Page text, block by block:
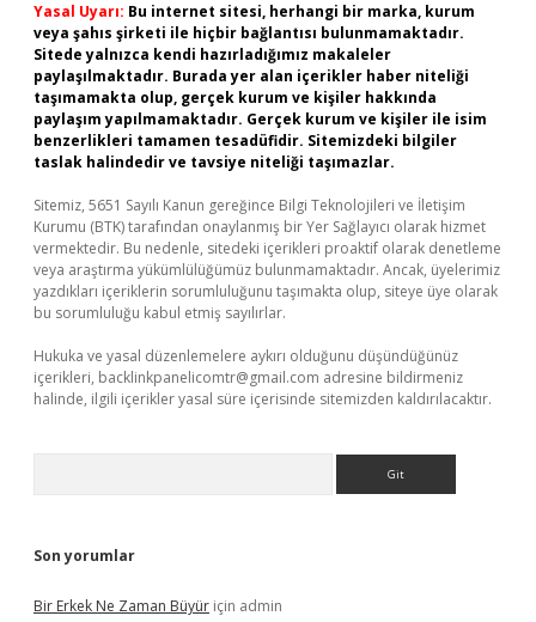
Yasal Uyarı: Bu internet sitesi, herhangi bir marka, kurum
veya şahıs şirketi ile hiçbir bağlantısı bulunmamaktadır.
Sitede yalnızca kendi hazırladığımız makaleler
paylaşılmaktadır. Burada yer alan içerikler haber niteliği
taşımamakta olup, gerçek kurum ve kişiler hakkında
paylaşım yapılmamaktadır. Gerçek kurum ve kişiler ile isim
benzerlikleri tamamen tesadüfidir. Sitemizdeki bilgiler
taslak halindedir ve tavsiye niteliği taşımazlar.
Sitemiz, 5651 Sayılı Kanun gereğince Bilgi Teknolojileri ve İletişim
Kurumu (BTK) tarafından onaylanmış bir Yer Sağlayıcı olarak hizmet
vermektedir. Bu nedenle, sitedeki içerikleri proaktif olarak denetleme
veya araştırma yükümlülüğümüz bulunmamaktadır. Ancak, üyelerimiz
yazdıkları içeriklerin sorumluluğunu taşımakta olup, siteye üye olarak
bu sorumluluğu kabul etmiş sayılırlar.
Hukuka ve yasal düzenlemelere aykırı olduğunu düşündüğünüz
içerikleri, backlinkpanelicomtr@gmail.com adresine bildirmeniz
halinde, ilgili içerikler yasal süre içerisinde sitemizden kaldırılacaktır.
Son yorumlar
Bir Erkek Ne Zaman Büyür için admin